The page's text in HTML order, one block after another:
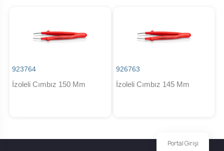
923764
İzoleli Cımbız 150 Mm
926763
İzoleli Cımbız 145 Mm
Portal Girişi